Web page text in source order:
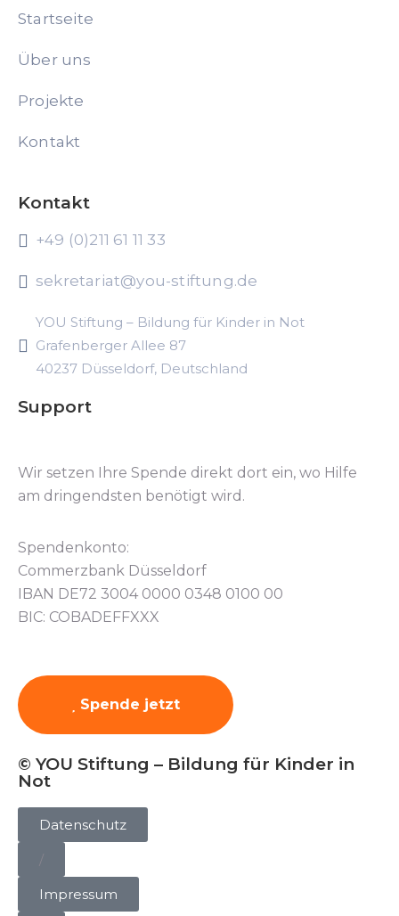
Startseite
Über uns
Projekte
Kontakt
Kontakt
+49 (0)211 61 11 33
sekretariat@you-stiftung.de
YOU Stiftung – Bildung für Kinder in Not
Grafenberger Allee 87
40237 Düsseldorf, Deutschland
Support
Wir setzen Ihre Spende direkt dort ein, wo Hilfe
am dringendsten benötigt wird.
Spendenkonto:
Commerzbank Düsseldorf
IBAN DE72 3004 0000 0348 0100 00
BIC: COBADEFFXXX
Spende jetzt
© YOU Stiftung – Bildung für Kinder in
Not
Datenschutz
/
Impressum